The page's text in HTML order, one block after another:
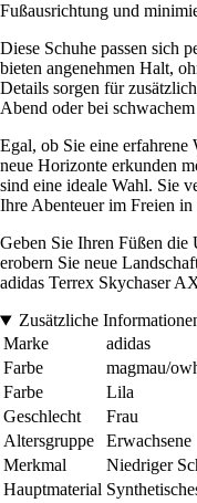
Fußausrichtung und
Diese Schuhe passen sich
bieten angenehmen Halt,
Details sorgen für
Abend oder bei
Egal, ob Sie eine
neue Horizonte erkunden
sind eine ideale Wahl. Sie
Ihre Abenteuer im Freien
Geben Sie Ihren Füßen die
erobern Sie neue
adidas Terrex Skychaser
Zusätzliche
Marke
adidas
Farbe
magmau/
Farbe
Lila
Geschlecht
Frau
Altersgruppe
Erwachsene
Merkmal
Niedriger
Hauptmaterial